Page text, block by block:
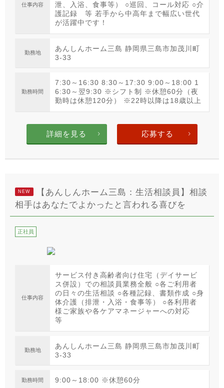
仕事内容
泄、入浴、食事等） ○巡回、コール対応 ○介
護記録 等 若手から中高年まで幅広い世代
が活躍中です！
勤務地
あんしんホーム三島 静岡県三島市加茂川町
3-33
勤務時間
7:30～16:30 8:30～17:30 9:00～18:00 1
6:30～翌9:30 ※シフト制 ※休憩60分（夜
勤時は休憩120分） ※22時以降は18歳以上
詳細を見る 応募する
NEW
【あんしんホーム三島：生活相談員】相談
相手はあなたでよかったと言われる喜びを
正社員
仕事内容
サービス付き高齢者向け住宅（デイサービ
ス併設）での相談員業務全般 ○各ご利用者
の日々の生活相談 ○各種記録、書類作成 ○身
体介護（排泄・入浴・食事等） ○各利用者
様ご家族や各ケアマネージャーへの対応
等
勤務地
あんしんホーム三島 静岡県三島市加茂川町
3-33
勤務時間 9:00～18:00 ※休憩60分